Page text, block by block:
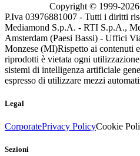
Copyright © 1999-2026
P.Iva 03976881007 - Tutti i diritti
Mediamond S.p.A. - RTI S.p.A.,
Amsterdam (Paesi Bassi) - Uffici
Monzese (MI)Rispetto ai contenuti
riprodotti è vietata ogni
sistemi di intelligenza artificiale
espresso di utilizzare mezzi
Legal
CorporatePrivacy PolicyCookie
Sezioni